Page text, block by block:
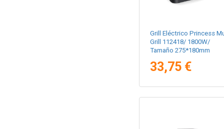
Grill Eléctrico Princess
Grill 112418/ 1800W/
Tamaño 275*180mm
33,75 €